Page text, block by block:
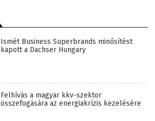
Ismét Business Superbrands minősítést
kapott a Dachser Hungary
Felhívás a magyar kkv-szektor
összefogására az energiakrízis kezelésére